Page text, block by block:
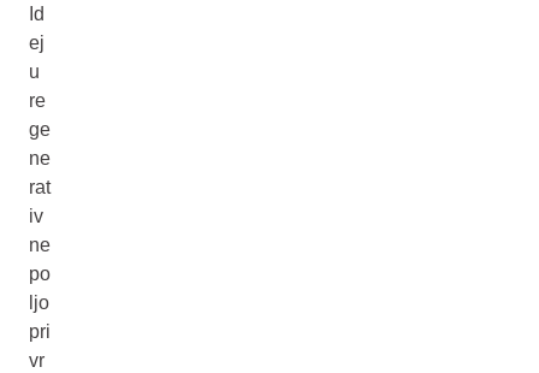
Id
ej
u
re
ge
ne
rat
iv
ne
po
ljo
pri
vr